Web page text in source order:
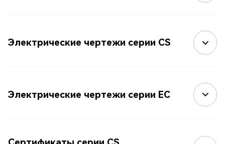
Электрические чертежи серии CS
Электрические чертежи серии EC